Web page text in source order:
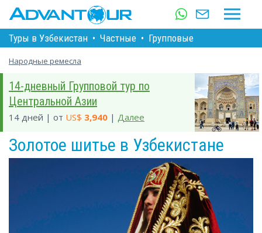
Туры в Узбекистан • Частные • Групповые
Народные ремесла
14-дневный Групповой тур по
Центральной Азии
14 дней | от US$ 3,940 | Далее
Золотое шитье в Узбекистане